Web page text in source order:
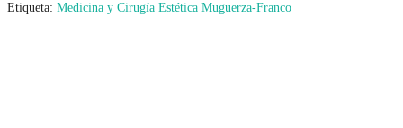
Etiqueta: Medicina y Cirugía Estética Muguerza-Franco